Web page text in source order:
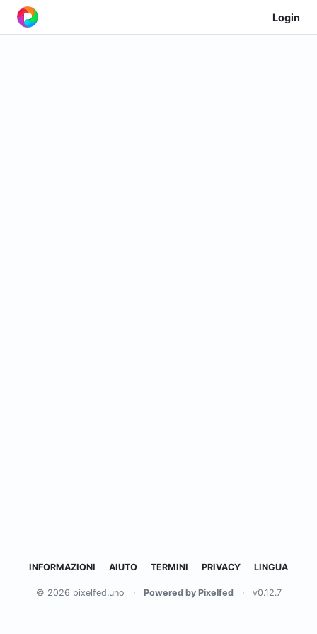
Login
INFORMAZIONI AIUTO TERMINI PRIVACY LINGUA
© 2026 pixelfed.uno · Powered by Pixelfed · v0.12.7